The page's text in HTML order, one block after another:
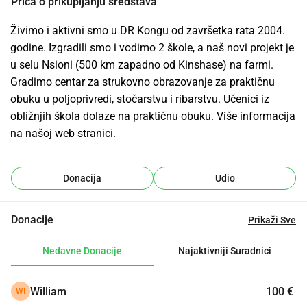
Živimo i aktivni smo u DR Kongu od završetka rata 2004.
godine. Izgradili smo i vodimo 2 škole, a naš novi projekt je
u selu Nsioni (500 km zapadno od Kinshase) na farmi.
Gradimo centar za strukovno obrazovanje za praktičnu
obuku u poljoprivredi, stočarstvu i ribarstvu. Učenici iz
obližnjih škola dolaze na praktičnu obuku. Više informacija
na našoj web stranici.
Donacija Udio
Donacije Prikaži Sve
Nedavne Donacije Najaktivniji Suradnici
WI William 100 €